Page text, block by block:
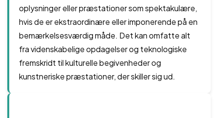
oplysninger eller præstationer som spektakulære,
hvis de er ekstraordinære eller imponerende på en
bemærkelsesværdig måde. Det kan omfatte alt
fra videnskabelige opdagelser og teknologiske
fremskridt til kulturelle begivenheder og
kunstneriske præstationer, der skiller sig ud.